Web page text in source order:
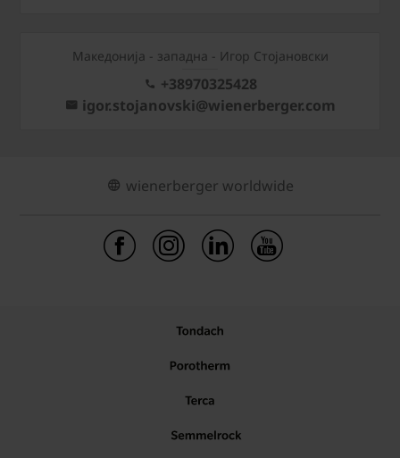
Mакедонија - западна - Игор Стојановски
+38970325428
igor.stojanovski@wienerberger.com
wienerberger worldwide